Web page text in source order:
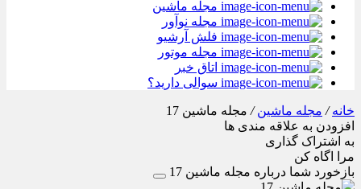
مجله ماشین
مجله نوآور
فلش آرشیو
مجله موتور
اتاق خبر
سوالی دارید؟
خانه/ مجله ماشین/ مجله ماشین 17
افزودن به علاقه مندی ها
به اشتراک گذاری
مرا اگاه کن
بازخورد شما درباره مجله ماشین 17